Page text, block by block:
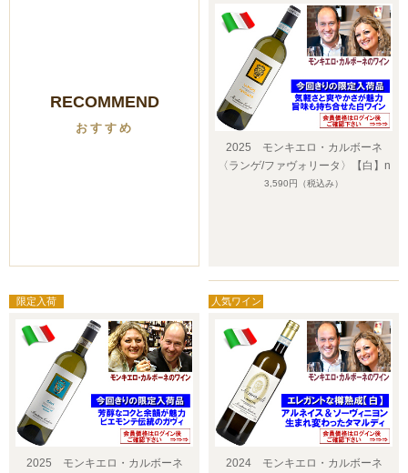
RECOMMEND
おすすめ
2025 モンキエロ・カルボーネ
〈ランゲ/ファヴォリータ〉【白】n
3,590円 （税込み）
2025 モンキエロ・カルボーネ
2024 モンキエロ・カルボーネ